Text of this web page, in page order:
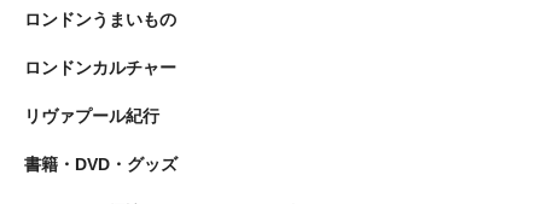
ロンドンうまいもの
ロンドンカルチャー
リヴァプール紀行
書籍・DVD・グッズ